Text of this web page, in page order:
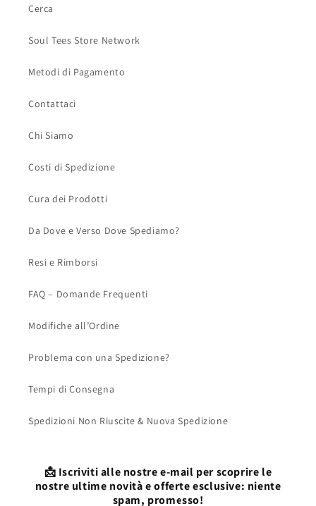
Cerca
Soul Tees Store Network
Metodi di Pagamento
Contattaci
Chi Siamo
Costi di Spedizione
Cura dei Prodotti
Da Dove e Verso Dove Spediamo?
Resi e Rimborsi
FAQ – Domande Frequenti
Modifiche all’Ordine
Problema con una Spedizione?
Tempi di Consegna
Spedizioni Non Riuscite & Nuova Spedizione
📩 Iscriviti alle nostre e-mail per scoprire le
nostre ultime novità e offerte esclusive: niente
spam, promesso!